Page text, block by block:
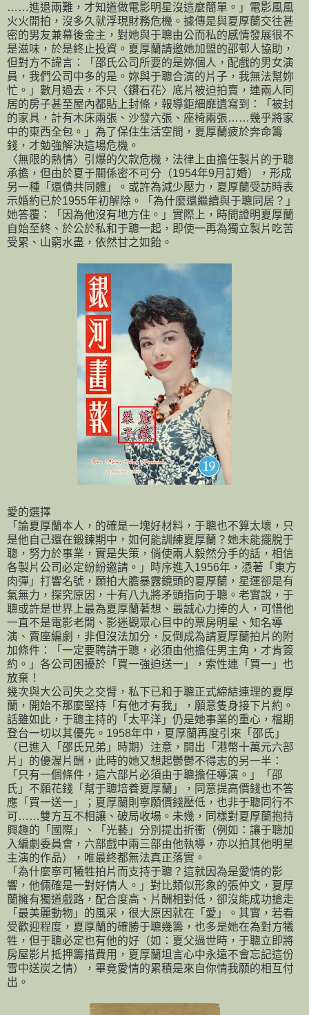
……進退兩難，才知道做電影明星沒這麼簡單。」電影風風
火火開拍，沒多久就浮現財務危機。據傳是與夏厚蘭交往甚
密的男友兼幕後金主，對她與于聰由公而私的感情發展很不
是滋味，於是終止投資。夏厚蘭請邀她加盟的邵邨人協助，
但對方不諱言：「邵氏公司所要的是妳個人，配戲的男女演
員，我們公司中多的是。妳與于聰合演的片子，我無法幫妳
忙。」數月過去，不只〈鑽石花〉底片被迫拍賣，連兩人同
居的房子甚至屋內都貼上封條，報導鉅細靡遺寫到：「被封
的家具，計有木床兩張、沙發六張、座椅兩張……幾乎將家
中的東西全包。」為了保住生活空間，夏厚蘭疲於奔命籌
錢，才勉強解決這場危機。
〈無限的熱情〉引爆的欠款危機，法律上由擔任製片的于聰
承擔，但由於夏于關係密不可分（1954年9月訂婚），形成
另一種「還債共同體」。或許為減少壓力，夏厚蘭受訪時表
示婚約已於1955年初解除。「為什麼還繼續與于聰同居？」
她答覆：「因為他沒有地方住。」實際上，時間證明夏厚蘭
自始至終、於公於私和于聰一起，即使一再為獨立製片吃苦
受累、山窮水盡，依然甘之如飴。
愛的選擇
「論夏厚蘭本人，的確是一塊好材料，于聰也不算太壞，只
是他自己還在鍛鍊期中，如何能訓練夏厚蘭？她未能擺脫于
聰，努力於事業，實是失策，倘使兩人毅然分手的話，相信
各製片公司必定紛紛邀請。」時序進入1956年，憑著「東方
肉彈」打響名號，願拍大膽暴露鏡頭的夏厚蘭，星運卻是有
氣無力，探究原因，十有八九將矛頭指向于聰。老實說，于
聰或許是世界上最為夏厚蘭著想、最誠心力捧的人，可惜他
一直不是電影老闆、影迷觀眾心目中的票房明星、知名導
演、賣座編劇，非但沒法加分，反倒成為請夏厚蘭拍片的附
加條件：「一定要聘請于聰，必須由他擔任男主角，才肯簽
約。」各公司困擾於「買一強迫送一」，索性連「買一」也
放棄！
幾次與大公司失之交臂，私下已和于聰正式締結連理的夏厚
蘭，開始不那麼堅持「有他才有我」，願意隻身接下片約。
話雖如此，于聰主持的「太平洋」仍是她事業的重心，檔期
登台一切以其優先。1958年中，夏厚蘭再度引來「邵氏」
（已進入「邵氏兄弟」時期）注意，開出「港幣十萬元六部
片」的優渥片酬，此時的她又想起鬱鬱不得志的另一半：
「只有一個條件，這六部片必須由于聰擔任導演。」「邵
氏」不願花錢「幫于聰培養夏厚蘭」，同意提高價錢也不答
應「買一送一」；夏厚蘭則寧願價錢壓低，也非于聰同行不
可……雙方互不相讓、破局收場。未幾，同樣對夏厚蘭抱持
興趣的「國際」、「光藝」分別提出折衝（例如：讓于聰加
入編劇委員會，六部戲中兩三部由他執導，亦以拍其他明星
主演的作品），唯最終都無法真正落實。
「為什麼寧可犧牲拍片而支持于聰？這就因為是愛情的影
響，他倆確是一對好情人。」對比類似形象的張仲文，夏厚
蘭擁有獨道戲路，配合度高、片酬相對低，卻沒能成功搶走
「最美麗動物」的風采，很大原因就在「愛」。其實，若看
受歡迎程度，夏厚蘭的確勝于聰幾籌，也多是她在為對方犧
牲，但于聰必定也有他的好（如：夏父過世時，于聰立即將
房屋影片抵押籌措費用，夏厚蘭坦言心中永遠不會忘記這份
雪中送炭之情），畢竟愛情的累積是來自你情我願的相互付
出。